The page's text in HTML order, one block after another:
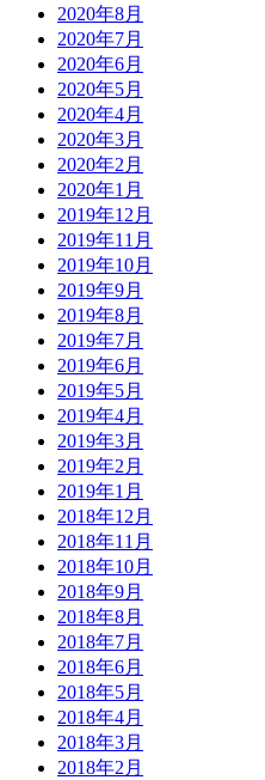
2020年8月
2020年7月
2020年6月
2020年5月
2020年4月
2020年3月
2020年2月
2020年1月
2019年12月
2019年11月
2019年10月
2019年9月
2019年8月
2019年7月
2019年6月
2019年5月
2019年4月
2019年3月
2019年2月
2019年1月
2018年12月
2018年11月
2018年10月
2018年9月
2018年8月
2018年7月
2018年6月
2018年5月
2018年4月
2018年3月
2018年2月